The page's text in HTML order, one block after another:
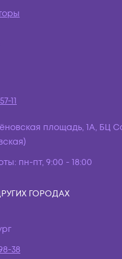
11
площадь, 1А, БЦ
пн-пт, 9:00 - 18:00
ГОРОДАХ
38